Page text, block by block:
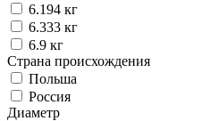
6.194 кг
6.333 кг
6.9 кг
Страна происхождения
Польша
Россия
Диаметр